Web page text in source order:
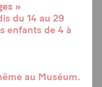
»
du 14 au 29
enfants de 4 à
au Muséum.